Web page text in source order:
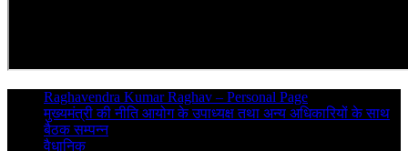
Raghavendra Kumar Raghav – Personal Page
मुख्यमंत्री की नीति आयोग के उपाध्यक्ष तथा अन्य अधिकारियों के साथ
बैठक सम्पन्न
वैधानिक